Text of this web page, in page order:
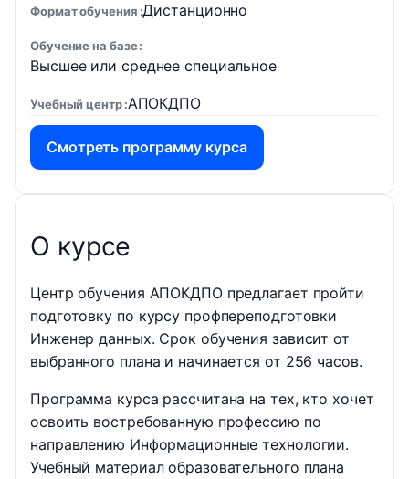
Формат обучения Дистанционно
Обучение на базе
Высшее или среднее специальное
Учебный центр АПОКДПО
Смотреть программу курса
О курсе
Центр обучения АПОКДПО предлагает пройти
подготовку по курсу профпереподготовки
Инженер данных. Срок обучения зависит от
выбранного плана и начинается от 256 часов.
Программа курса рассчитана на тех, кто хочет
освоить востребованную профессию по
направлению Информационные технологии.
Учебный материал образовательного плана